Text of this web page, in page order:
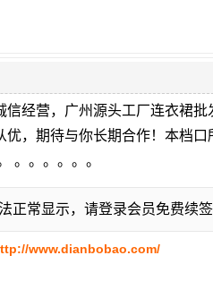
信经营，广州源头工厂连衣裙
优，期待与你长期合作！本档
。。。。。。
正常显示，请登录会员免费续
www.dianbobao.com/